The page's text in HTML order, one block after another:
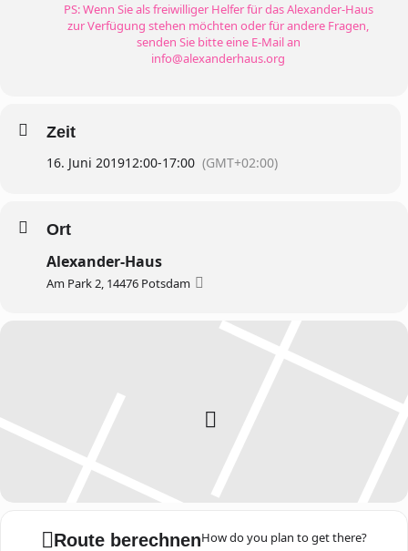
PS: Wenn Sie als freiwilliger Helfer für das Alexander-Haus
zur Verfügung stehen möchten oder für andere Fragen,
senden Sie bitte eine E-Mail an
info@alexanderhaus.org
Zeit
16. Juni 201912:00-17:00 (GMT+02:00)
Ort
Alexander-Haus
Am Park 2, 14476 Potsdam
Route berechnenHow do you plan to get there?